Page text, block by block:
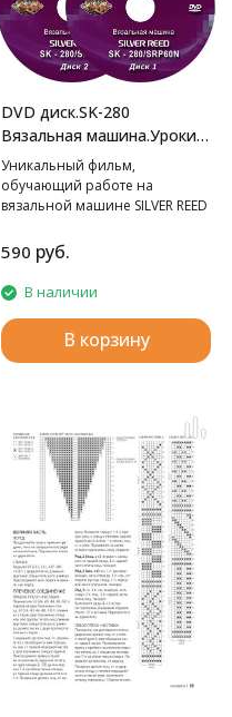
DVD диск.SK-280
Вязальная машина.Уроки
мастерства.
Уникальный фильм,
обучающий работе на
вязальной машине SILVER REED
590 руб.
В наличии
В корзину